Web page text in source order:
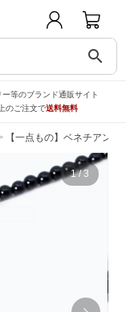
search
等のブランド通販サイト
のご注文で送料無料
【一点もの】ベネチアン
1/3